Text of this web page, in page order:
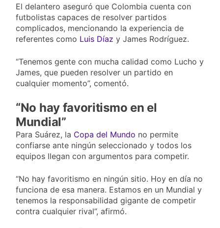
El delantero aseguró que Colombia cuenta con
futbolistas capaces de resolver partidos
complicados, mencionando la experiencia de
referentes como Luis Díaz y James Rodríguez.
“Tenemos gente con mucha calidad como Lucho y
James, que pueden resolver un partido en
cualquier momento”, comentó.
“No hay favoritismo en el
Mundial”
Para Suárez, la Copa del Mundo no permite
confiarse ante ningún seleccionado y todos los
equipos llegan con argumentos para competir.
“No hay favoritismo en ningún sitio. Hoy en día no
funciona de esa manera. Estamos en un Mundial y
tenemos la responsabilidad gigante de competir
contra cualquier rival”, afirmó.